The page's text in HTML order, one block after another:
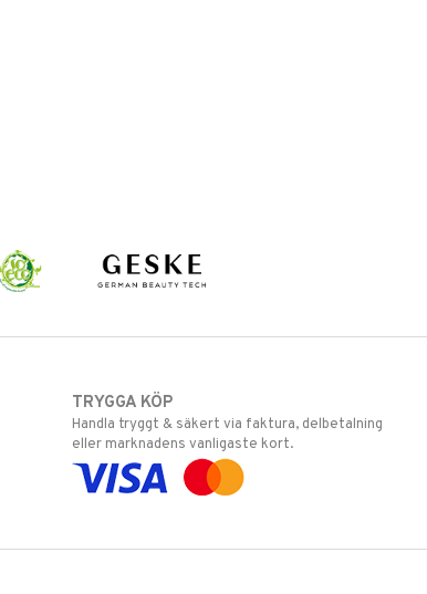
TRYGGA KÖP
Handla tryggt & säkert via faktura, delbetalning
eller marknadens vanligaste kort.